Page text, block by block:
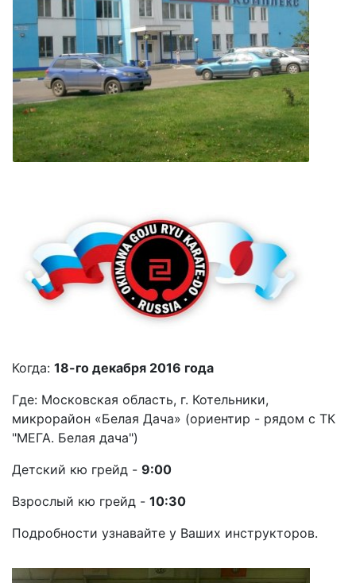
Когда: 18-го декабря 2016 года
Где: Московская область, г. Котельники,
микрорайон «Белая Дача» (ориентир - рядом с ТК
"МЕГА. Белая дача")
Детский кю грейд - 9:00
Взрослый кю грейд - 10:30
Подробности узнавайте у Ваших инструкторов.